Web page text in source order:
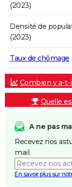
(2023)
Densité de
(2023)
Taux de chômage
Combien y a-t-
Quelle
A ne pas
Recevez nos
mail.
En savoir plus sur